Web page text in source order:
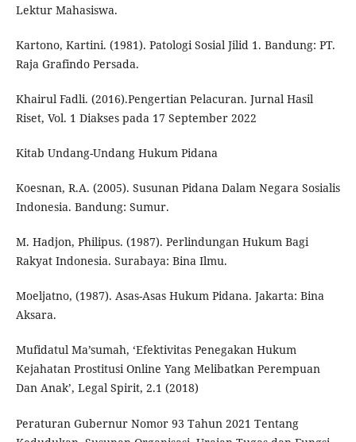
Lektur Mahasiswa.
Kartono, Kartini. (1981). Patologi Sosial Jilid 1. Bandung: PT.
Raja Grafindo Persada.
Khairul Fadli. (2016).Pengertian Pelacuran. Jurnal Hasil
Riset, Vol. 1 Diakses pada 17 September 2022
Kitab Undang-Undang Hukum Pidana
Koesnan, R.A. (2005). Susunan Pidana Dalam Negara Sosialis
Indonesia. Bandung: Sumur.
M. Hadjon, Philipus. (1987). Perlindungan Hukum Bagi
Rakyat Indonesia. Surabaya: Bina Ilmu.
Moeljatno, (1987). Asas-Asas Hukum Pidana. Jakarta: Bina
Aksara.
Mufidatul Ma’sumah, ‘Efektivitas Penegakan Hukum
Kejahatan Prostitusi Online Yang Melibatkan Perempuan
Dan Anak’, Legal Spirit, 2.1 (2018)
Peraturan Gubernur Nomor 93 Tahun 2021 Tentang